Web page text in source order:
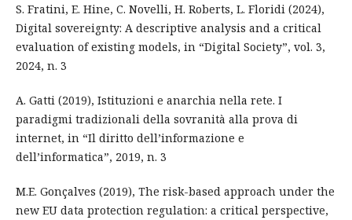
S. Fratini, E. Hine, C. Novelli, H. Roberts, L. Floridi (2024),
Digital sovereignty: A descriptive analysis and a critical
evaluation of existing models, in “Digital Society”, vol. 3,
2024, n. 3
A. Gatti (2019), Istituzioni e anarchia nella rete. I
paradigmi tradizionali della sovranità alla prova di
internet, in “Il diritto dell’informazione e
dell’informatica”, 2019, n. 3
M.E. Gonçalves (2019), The risk-based approach under the
new EU data protection regulation: a critical perspective,